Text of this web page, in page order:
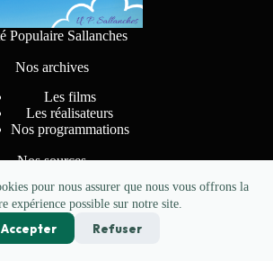
pour nous assurer que nous vous offrons la
expérience possible sur notre site.
Accepter Refuser
Populaire Sallanches
Nos archives
Les films
Les réalisateurs
Nos programmations
Nos sources
- Copyright CINE CIMES